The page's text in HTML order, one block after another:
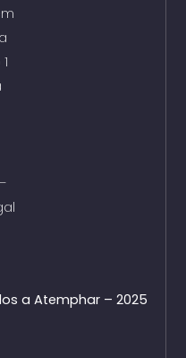
a Atemphar – 2025